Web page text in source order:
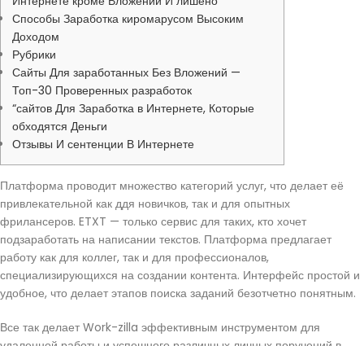
Способы Заработка киромарусом Высоким
Доходом
Рубрики
Сайты Для заработанных Без Вложений —
Топ-30 Проверенных разработок
“сайтов Для Заработка в Интернете, Которые
обходятся Деньги
Отзывы И сентенции В Интернете
Платформа проводит множество категорий услуг, что делает её
привлекательной как ддя новичков, так и для опытных
фрилансеров. ETXT — только сервис для таких, кто хочет
подзаработать на написании текстов. Платформа предлагает
работу как для коллег, так и для профессионалов,
специализирующихся на создании контента. Интерфейс простой и
удобное, что делает этапов поиска заданий безотчетно понятным.
Все так делает Work-zilla эффективным инструментом для